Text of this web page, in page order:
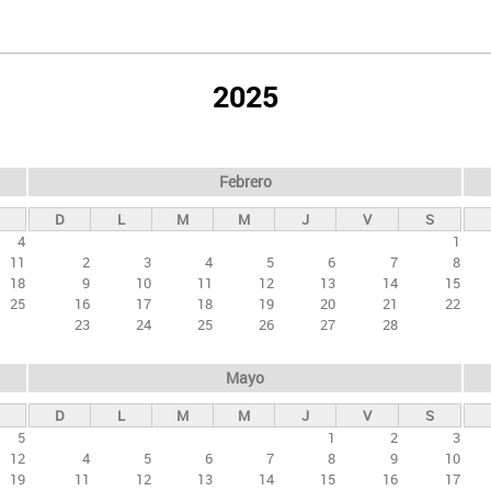
2025
4
11
18
25
Febrero
D L M M J V
S
1
2
3 4 5 6 7
8
9
10 11 12 13 14
15
16
17 18 19 20 21
22
23
24 25 26 27 28
5
12
19
Mayo
D L M M J V
S
1
2
3
4
5 6 7 8 9
10
11
12 13 14 15 16
17